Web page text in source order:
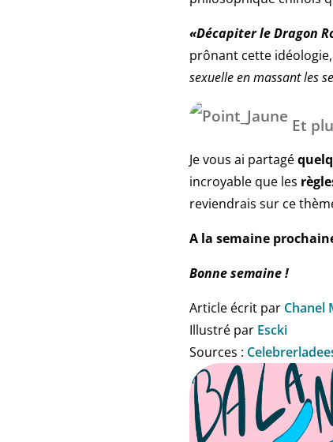
«Décapiter le Dragon
prônant cette
sexuelle en massant les
Et
Je vous ai partagé
incroyable que les
reviendrais sur ce
A la semaine
Bonne semaine !
Article écrit par Chanel
Illustré par Escki
Sources :